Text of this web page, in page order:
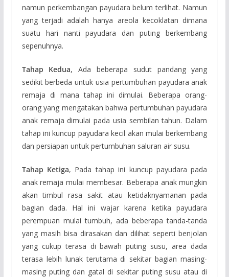
namun perkembangan payudara belum terlihat. Namun
yang terjadi adalah hanya areola kecoklatan dimana
suatu hari nanti payudara dan puting berkembang
sepenuhnya.
Tahap Kedua, Ada beberapa sudut pandang yang
sedikit berbeda untuk usia pertumbuhan payudara anak
remaja di mana tahap ini dimulai. Beberapa orang-
orang yang mengatakan bahwa pertumbuhan payudara
anak remaja dimulai pada usia sembilan tahun. Dalam
tahap ini kuncup payudara kecil akan mulai berkembang
dan persiapan untuk pertumbuhan saluran air susu.
Tahap Ketiga, Pada tahap ini kuncup payudara pada
anak remaja mulai membesar. Beberapa anak mungkin
akan timbul rasa sakit atau ketidaknyamanan pada
bagian dada. Hal ini wajar karena ketika payudara
perempuan mulai tumbuh, ada beberapa tanda-tanda
yang masih bisa dirasakan dan dilihat seperti benjolan
yang cukup terasa di bawah puting susu, area dada
terasa lebih lunak terutama di sekitar bagian masing-
masing puting dan gatal di sekitar puting susu atau di